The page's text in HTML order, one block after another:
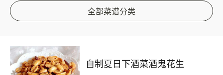
全部菜谱分类
自制夏日下酒菜酒鬼花生